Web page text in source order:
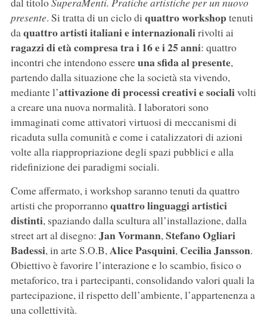
presente. Si tratta di un ciclo di quattro workshop tenuti
daquattro artisti italiani e internazionalirivolti ai
ragazzi di età compresa tra i 16 e i 25 anni: quattro
incontri che intendono essereuna sfida al presente,
partendo dalla situazione che la società sta vivendo,
mediante l’attivazione di processi creativi e socialivolti
a creare una nuova normalità. I laboratori sono
immaginati come attivatori virtuosi di meccanismi di
ricaduta sulla comunità e come i catalizzatori di azioni
volte alla riappropriazione degli spazi pubblici e alla
ridefinizione dei paradigmi sociali.
Come affermato, i workshop saranno tenuti da quattro
artisti che proporrannoquattro linguaggi artistici
distinti, spaziando dalla scultura all’installazione, dalla
street art al disegno: Jan Vormann,Stefano Ogliari
Badessi, in arte S.O.B,Alice Pasquini, Cecilia Jansson.
Obiettivo è favorire l’interazione e lo scambio, fisico o
metaforico, tra i partecipanti, consolidando valori quali la
partecipazione, il rispetto dell’ambiente, l’appartenenza a
una collettività.